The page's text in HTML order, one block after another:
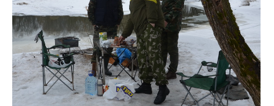
DSC_0142